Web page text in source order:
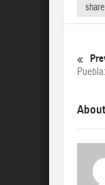
share